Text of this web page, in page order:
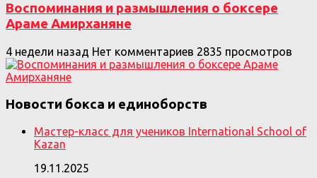
Воспоминания и размышления о боксере
Араме Амирханяне
4 недели назад Нет комментариев 2835 просмотров
Новости бокса и единоборств
Мастер-класс для учеников International School of
Kazan
19.11.2025